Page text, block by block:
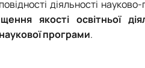
діяльності
якості освітньої
програми.